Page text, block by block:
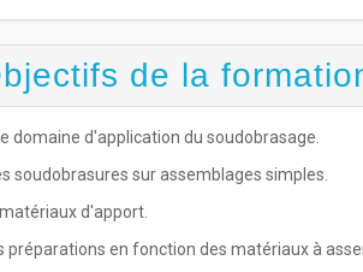
de la
domaine d'application du soudobrasage.
soudobrasures sur assemblages simples.
d'apport.
préparations en fonction des matériaux à